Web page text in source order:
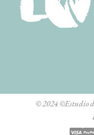
© 2024©Estudio